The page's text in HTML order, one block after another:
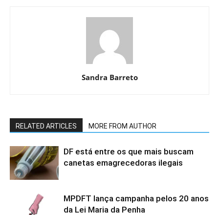
Sandra Barreto
RELATED ARTICLES MORE FROM AUTHOR
DF está entre os que mais buscam
canetas emagrecedoras ilegais
MPDFT lança campanha pelos 20 anos
da Lei Maria da Penha